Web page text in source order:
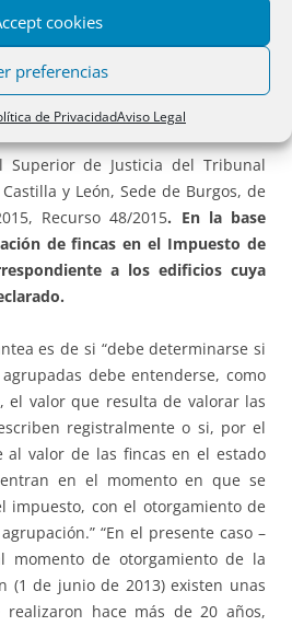
cookies
preferencias
de PrivacidadAviso Legal
de la agrupación de fincas en el
el correspondiente a los
no se ha declarado.
Superior de Justicia del Tribunal
y León, Sede de Burgos, de
Recurso 48/2015. En la base
de fincas en el Impuesto de
a los edificios cuya
es de si “debe determinarse si
debe entenderse, como
el valor que resulta de valorar las
registralmente o si, por el
al valor de las fincas en el estado
en el momento en que se
impuesto, con el otorgamiento de
“En el presente caso –
momento de otorgamiento de la
(1 de junio de 2013) existen unas
realizaron hace más de 20 años,